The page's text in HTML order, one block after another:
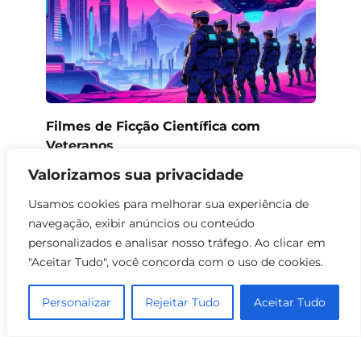
Valorizamos sua privacidade
Usamos cookies para melhorar sua experiência de
navegação, exibir anúncios ou conteúdo
personalizados e analisar nosso tráfego. Ao clicar em
"Aceitar Tudo", você concorda com o uso de cookies.
Personalizar Rejeitar Tudo Aceitar Tudo
Filmes de Ficção Científica com
Veteranos
0